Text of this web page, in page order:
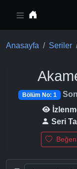
Anasayfa Seriler
Bölüm No: 1
Seri
Beğen